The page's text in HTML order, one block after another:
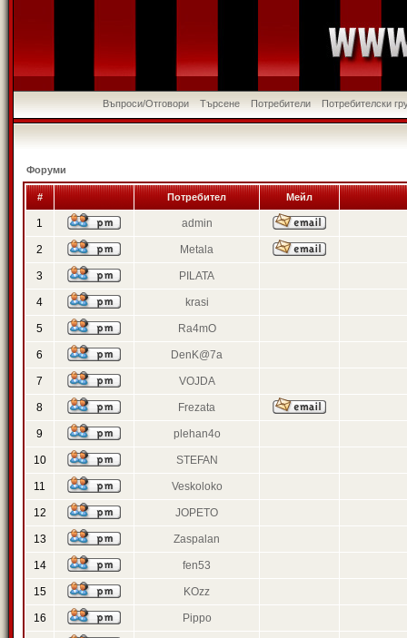
Въпроси/Отговори Търсене Потребители Потребителски
Форуми
# Потребител Мейл
1 admin
2 Metala
3 PILATA
4 krasi
5 Ra4mO
6 DenK@7a
7 VOJDA
8 Frezata
9 plehan4o
10 STEFAN
11 Veskoloko
12 JOPETO
13 Zaspalan
14 fen53
15 KOzz
16 Pippo